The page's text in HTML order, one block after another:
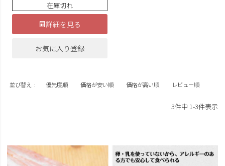
在庫切れ
詳細を見る
お気に入り登録
並び替え 優先度順 価格が安い順 価格が高い順 レビュー順
3件中 1-3件表示